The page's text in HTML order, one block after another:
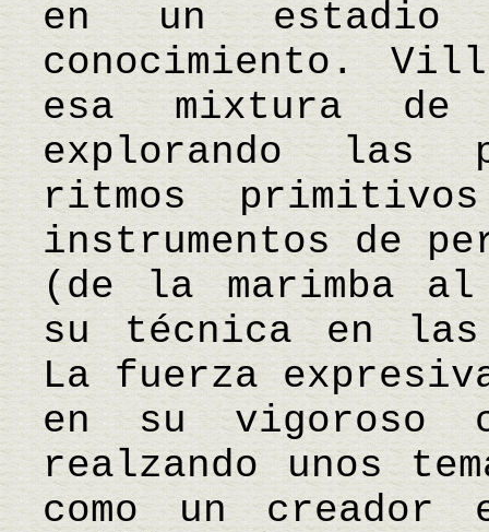
en un estadio
conocimiento.
esa mixtura de
explorando las
ritmos
instrumentos de
(de la marimba
su técnica en las
La fuerza
en su vigoroso
realzando unos
como un creador